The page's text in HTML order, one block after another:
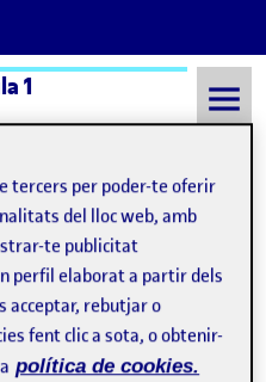
1
o «la cosa» por excelencia
cosa» por
tercers per poder-te oferir
del lloc web, amb
te publicitat
perfil elaborat a partir dels
acceptar, rebutjar o
fent clic a sota, o obtenir-
política de cookies.